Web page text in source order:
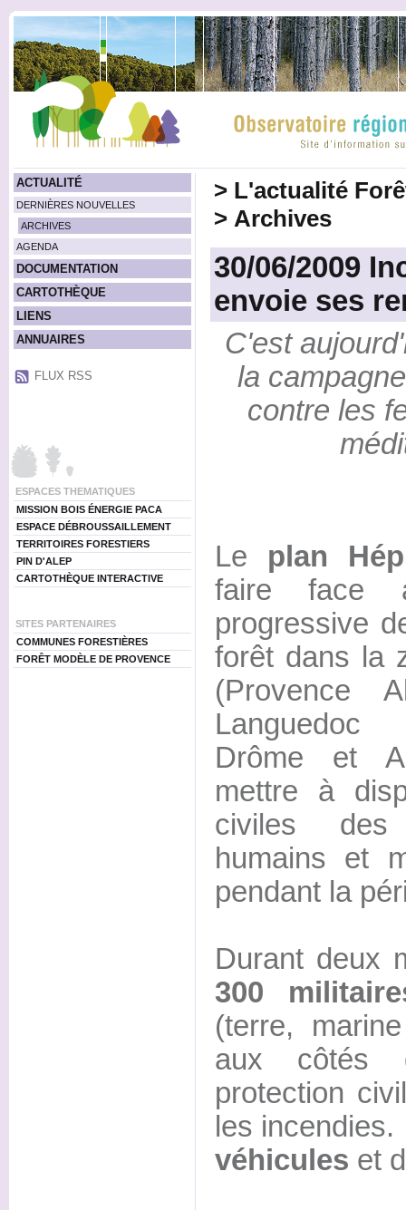
ACTUALITÉ
DERNIÈRES NOUVELLES
ARCHIVES
AGENDA
DOCUMENTATION
CARTOTHÈQUE
LIENS
ANNUAIRES
FLUX RSS
ESPACES THEMATIQUES
MISSION BOIS ÉNERGIE PACA
ESPACE DÉBROUSSAILLEMENT
TERRITOIRES FORESTIERS
PIN D'ALEP
CARTOTHÈQUE INTERACTIVE
SITES PARTENAIRES
COMMUNES FORESTIÈRES
FORÊT MODÈLE DE PROVENCE
> L'actualité
> Archives
30/06/2009
envoie ses
C'est
la
contre les
Le plan
faire face
progressive
forêt dans la
(Provence
Languedoc
Drôme et
mettre à
civiles des
humains et
pendant la
Durant deux
300
(terre,
aux côtés
protection
les
véhicules et